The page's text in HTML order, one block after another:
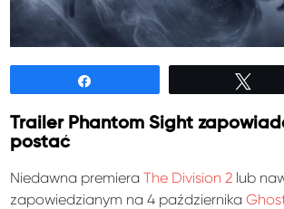
Trailer Phantom Sight
postać
Niedawna premieraThe Division 2 lub
zapowiedzianym na 4 października